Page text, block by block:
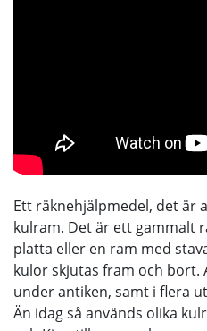
Ett räknehjälpmedel, det är
kulram. Det är ett gammalt
platta eller en ram med
kulor skjutas fram och bort.
under antiken, samt i flera
Än idag så används olika